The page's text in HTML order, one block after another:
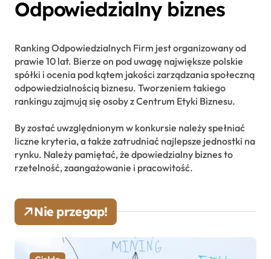
Odpowiedzialny biznes
Ranking Odpowiedzialnych Firm jest organizowany od
prawie 10 lat. Bierze on pod uwagę największe polskie
spółki i ocenia pod kątem jakości zarządzania społeczną
odpowiedzialnością biznesu. Tworzeniem takiego
rankingu zajmują się osoby z Centrum Etyki Biznesu.
By zostać uwzględnionym w konkursie należy spełniać
liczne kryteria, a także zatrudniać najlepsze jednostki na
rynku. Należy pamiętać, że dpowiedzialny biznes to
rzetelność, zaangażowanie i pracowitość.
Nie przegap!